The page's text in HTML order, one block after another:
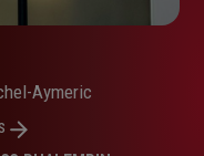
Aymeric